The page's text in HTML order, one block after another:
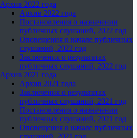
Архив 2022 года
Архив 2022 года
Постановления о назначении
публичных слушаний, 2022 год
Оповещения о начале публичных
слушаний, 2022 год
Заключения о результатах
публичных слушаний, 2022 год
Архив 2021 года
Архив 2021 года
Заключения о результатах
публичных слушаний, 2021 год
Постановления о назначении
публичных слушаний, 2021 год
Оповещения о начале публичных
слушаний, 2021 год